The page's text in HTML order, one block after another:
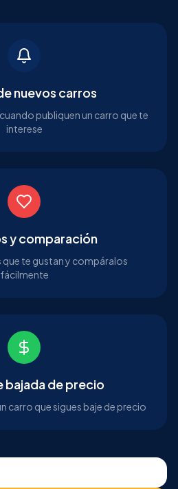
nuevos carros
publiquen un carro que te
interese
y comparación
que te gustan y compáralos
fácilmente
bajada de precio
carro que sigues baje de precio